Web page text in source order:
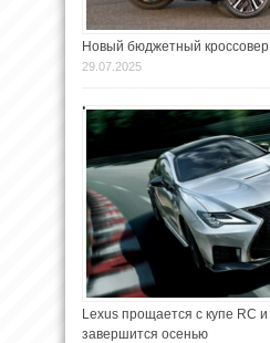
Новый бюджетный
29.07.2025
Lexus прощается с купе RC
завершится осенью